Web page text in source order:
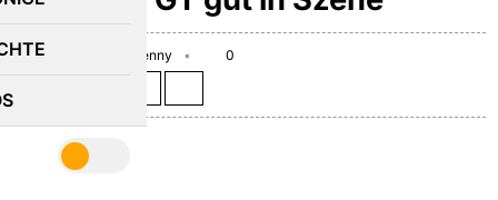
May 25, 2009 Benny
0